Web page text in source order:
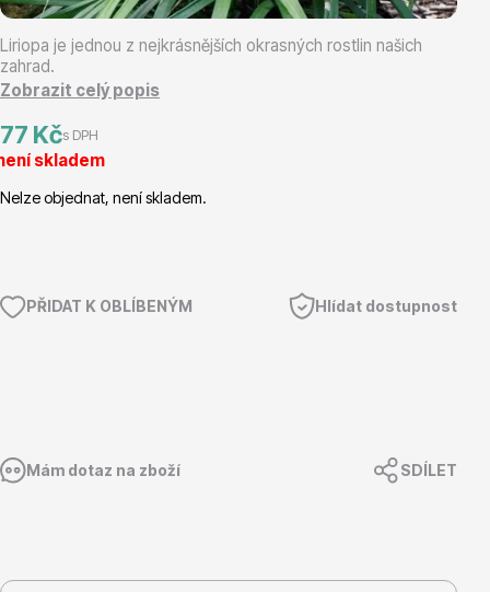
Magnólie
Semena, sadba
Liriopa je jednou z nejkrásnějších okrasných rostlin našich
zahrad.
Zobrazit celý popis
77 Kčs DPH
skladem
Nelze objednat, není skladem.
PŘIDAT K OBLÍBENÝM Hlídat dostupnost
Mám dotaz na zboží SDÍLET